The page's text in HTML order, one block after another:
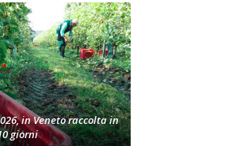
in Veneto raccolta in
giorni